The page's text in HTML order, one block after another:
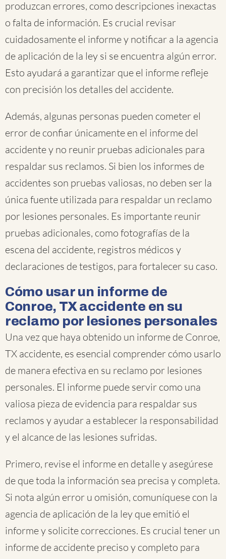
produzcan errores, como descripciones inexactas
o falta de información. Es crucial revisar
cuidadosamente el informe y notificar a la agencia
de aplicación de la ley si se encuentra algún error.
Esto ayudará a garantizar que el informe refleje
con precisión los detalles del accidente.
Además, algunas personas pueden cometer el
error de confiar únicamente en el informe del
accidente y no reunir pruebas adicionales para
respaldar sus reclamos. Si bien los informes de
accidentes son pruebas valiosas, no deben ser la
única fuente utilizada para respaldar un reclamo
por lesiones personales. Es importante reunir
pruebas adicionales, como fotografías de la
escena del accidente, registros médicos y
declaraciones de testigos, para fortalecer su caso.
Cómo usar un informe de
Conroe, TX accidente en su
reclamo por lesiones personales
Una vez que haya obtenido un informe de Conroe,
TX accidente, es esencial comprender cómo usarlo
de manera efectiva en su reclamo por lesiones
personales. El informe puede servir como una
valiosa pieza de evidencia para respaldar sus
reclamos y ayudar a establecer la responsabilidad
y el alcance de las lesiones sufridas.
Primero, revise el informe en detalle y asegúrese
de que toda la información sea precisa y completa.
Si nota algún error u omisión, comuníquese con la
agencia de aplicación de la ley que emitió el
informe y solicite correcciones. Es crucial tener un
informe de accidente preciso y completo para